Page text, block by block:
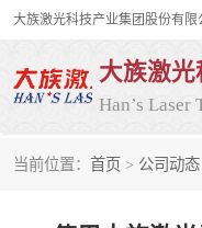
当前位置： 首页 > 公司动态